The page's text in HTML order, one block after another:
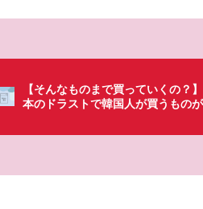
「これ無しじゃ生きられない…」
の調味料が最高過ぎる？韓国人が